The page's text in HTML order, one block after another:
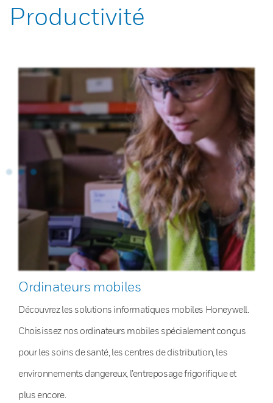
Productivité
Ordinateurs mobiles
Découvrez les solutions informatiques mobiles Honeywell.
Choisissez nos ordinateurs mobiles spécialement conçus
pour les soins de santé, les centres de distribution, les
environnements dangereux, l’entreposage frigorifique et
plus encore.